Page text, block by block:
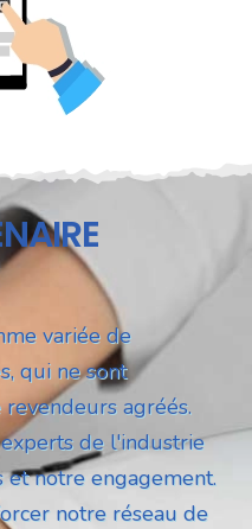
variée de
qui ne sont
agréés.
de l'industrie
notre engagement.
notre réseau de